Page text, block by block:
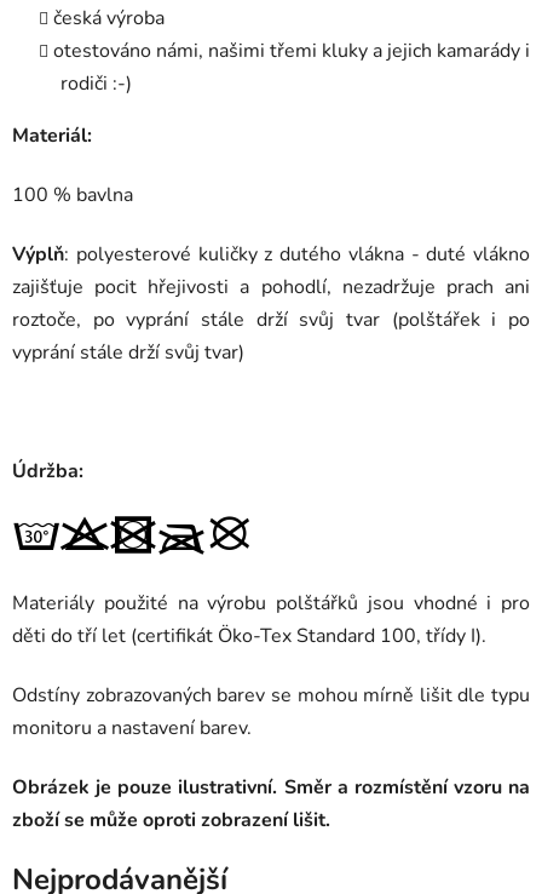
česká výroba
otestováno námi, našimi třemi kluky a jejich kamarády i
rodiči :-)
Materiál:
100 % bavlna
Výplň: polyesterové kuličky z dutého vlákna - duté vlákno
zajišťuje pocit hřejivosti a pohodlí, nezadržuje prach ani
roztoče, po vyprání stále drží svůj tvar (polštářek i po
vyprání stále drží svůj tvar)
Údržba:
Materiály použité na výrobu polštářků jsou vhodné i pro
děti do tří let (certifikát Öko-Tex Standard 100, třídy I).
Odstíny zobrazovaných barev se mohou mírně lišit dle typu
monitoru a nastavení barev.
Obrázek je pouze ilustrativní. Směr a rozmístění vzoru na
zboží se může oproti zobrazení lišit.
Nejprodávanější